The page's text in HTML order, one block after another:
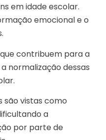
em idade escolar.
emocional e o
contribuem para a
normalização dessas
são vistas como
a
por parte de